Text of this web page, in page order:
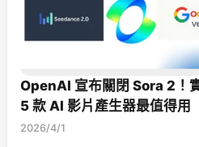
OpenAI 宣布關閉 Sora 2！
5 款 AI 影片產生器最值得用
2026/4/1